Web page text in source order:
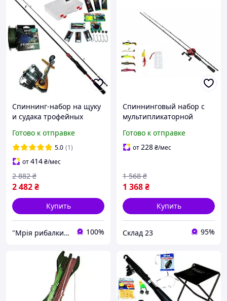
Спиннинг-набор на щуку
и судака трофейных
Готово к отправке
5.0 (1)
от414₴/мес
2 482₴
2 882 ₴
Купить
"Мрія рибалки" Магазин рибальських снастей 100%
Спиннинговый набор с
мультипликаторной
силикон с блесной в
коробке
Готово к отправке
от228₴/мес
1 368₴
1 568 ₴
Купить
Склад 23 95%